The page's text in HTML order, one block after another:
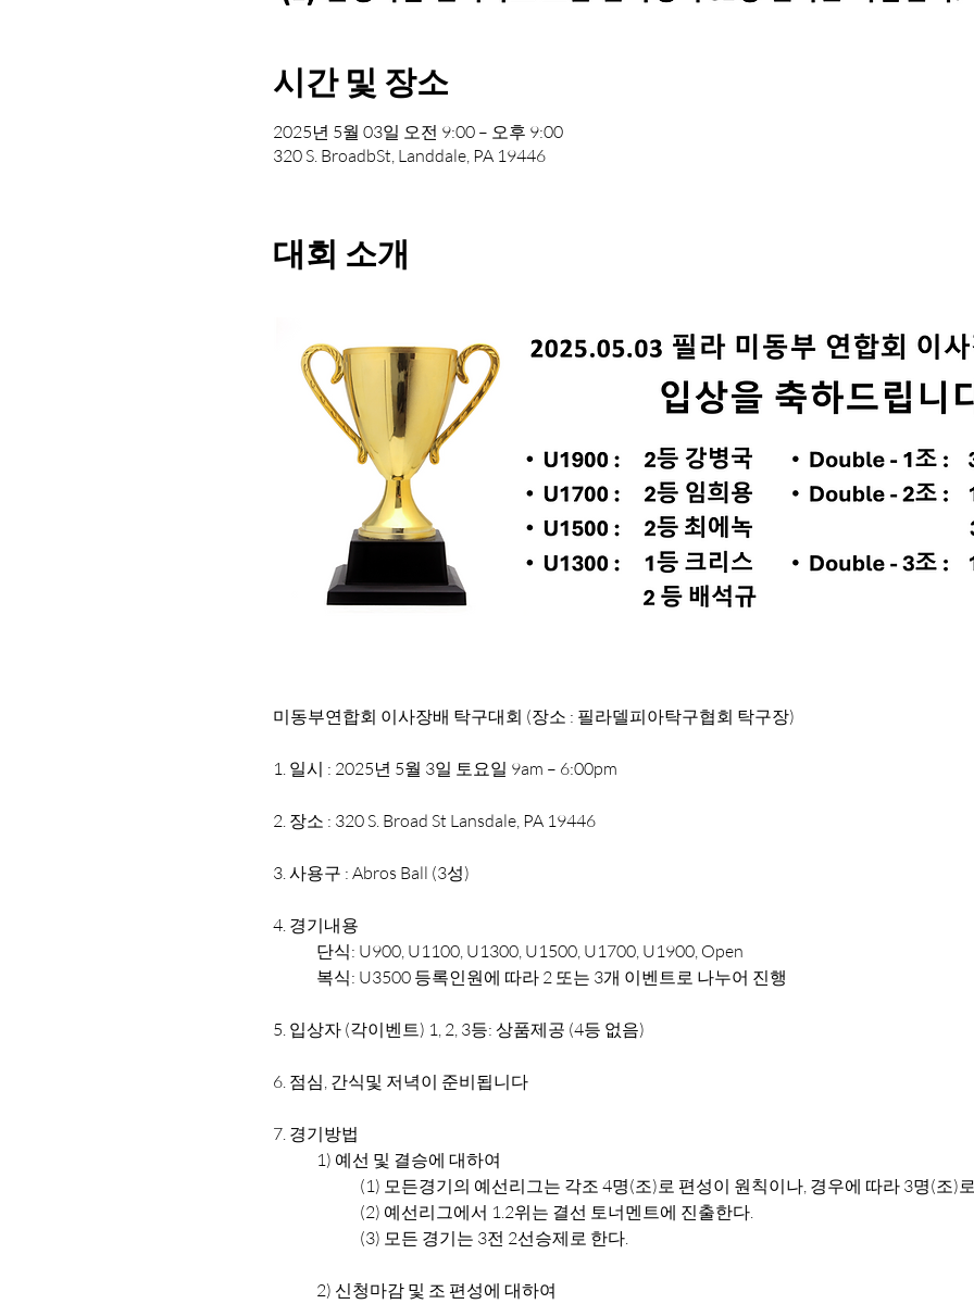
시간 및 장소
2025년 5월 03일 오전 9:00 – 오후 9:00
320 S. BroadbSt, Landdale, PA 19446
대회 소개
미동부연합회 이사장배 탁구대회 (장소 : 필라델피아탁구협회 탁구장)
1. 일시 : 2025년 5월 3일 토요일 9am – 6:00pm
2. 장소 : 320 S. Broad St Lansdale, PA 19446
3.사용구 : Abros Ball (3성)
4. 경기내용
	단식: U900, U1100, U1300, U1500, U1700, U1900, Open
	복식: U3500 등록인원에 따라 2 또는 3개 이벤트로 나누어 진행
5. 입상자 (각이벤트) 1, 2, 3등: 상품제공 (4등 없음)
6. 점심, 간식및 저녁이 준비됩니다
7. 경기방법
	1)
예선 및 결승에 대하여
		(1)
모든경기의 예선리그는 각조 4명(조)로 편성이 원칙이나, 경우에 따라 3명(조)
		(2)
예선리그에서 1.2위는 결선 토너멘트에 진출한다.
		(3)
모든 경기는 3전 2선승제로 한다.
	2)
신청마감 및 조 편성에 대하여